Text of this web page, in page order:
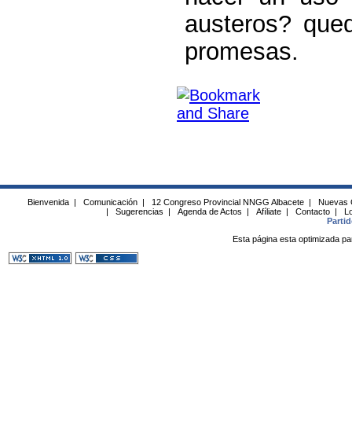
austeros?
promesas.
Bienvenida | Comunicación | 12 Congreso Provincial NNGG Albacete |
Nuevas
|
Sugerencias | Agenda de Actos | Afíliate | Contacto |
Esta página esta optimizada